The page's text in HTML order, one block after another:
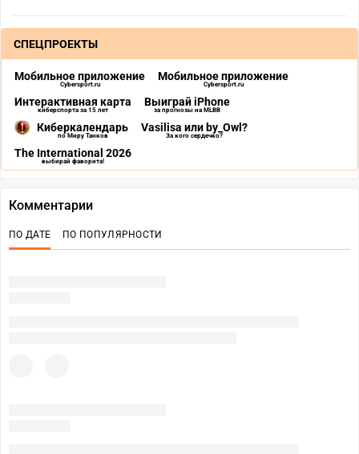
СПЕЦПРОЕКТЫ
Мобильное приложение
Cybersport.ru
Мобильное приложение
Cybersport.ru
Интерактивная карта
киберспорта за 15 лет
Выиграй iPhone
за прогнозы на MLBB
Киберкалендарь
по Миру Танков
Vasilisa или by_Owl?
За кого сердечко?
The International 2026
выбирай фаворита!
Комментарии
ПО ДАТЕ ПО ПОПУЛЯРНОСТИ